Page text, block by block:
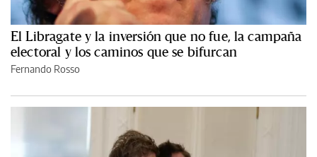
El Libragate y la inversión que no fue, la campaña
electoral y los caminos que se bifurcan
Fernando Rosso